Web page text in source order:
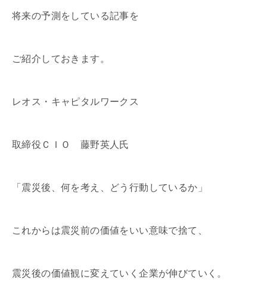
将来の予測をしている記事を
ご紹介しておきます。
レオス・キャピタルワークス
取締役ＣＩＯ 藤野英人氏
「震災後、何を考え、どう行動しているか」
これからは震災前の価値をいい意味で捨て、
震災後の価値観に変えていく企業が伸びていく。